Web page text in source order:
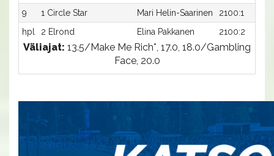
9
1 Circle Star Mari Helin-Saarinen
2100:1
hpl
2 Elrond Elina Pakkanen 2100:2
Väliajat: 13.5/Make Me Rich*, 17.0, 18.0/Gambling
Face, 20.0